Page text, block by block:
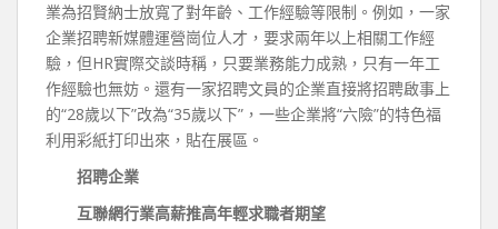
業為招賢納士放寬了對年齡、工作經驗等限制。例如，一家
企業招聘新媒體運營崗位人才，要求兩年以上相關工作經
驗，但HR實際交談時稱，只要業務能力成熟，只有一年工
作經驗也無妨。還有一家招聘文員的企業直接將招聘啟事上
的“28歲以下”改為“35歲以下”，一些企業將“六險”的特色福
利用彩紙打印出來，貼在展區。
招聘企業
互聯網行業高薪推高年輕求職者期望